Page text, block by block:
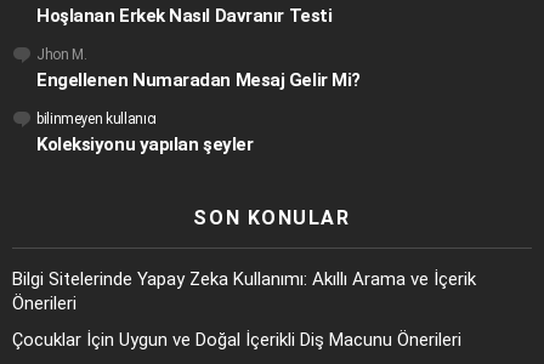
Hoşlanan Erkek Nasıl Davranır Testi
Jhon M.
Engellenen Numaradan Mesaj Gelir Mi?
bilinmeyen kullanıcı
Koleksiyonu yapılan şeyler
SON KONULAR
Bilgi Sitelerinde Yapay Zeka Kullanımı: Akıllı Arama ve İçerik
Önerileri
Çocuklar İçin Uygun ve Doğal İçerikli Diş Macunu Önerileri